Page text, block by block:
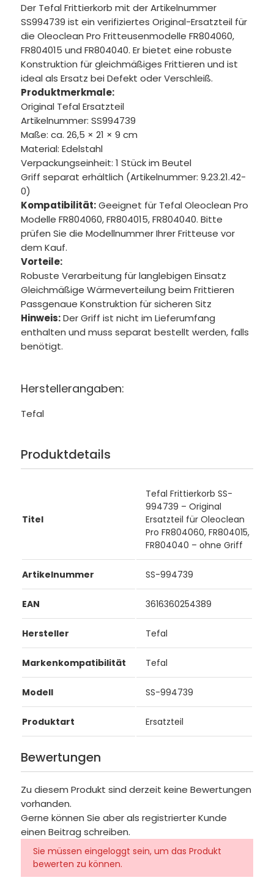
Der Tefal Frittierkorb mit der Artikelnummer
SS994739 ist ein verifiziertes Original-Ersatzteil für
die Oleoclean Pro Fritteusenmodelle FR804060,
FR804015 und FR804040. Er bietet eine robuste
Konstruktion für gleichmäßiges Frittieren und ist
ideal als Ersatz bei Defekt oder Verschleiß.
Produktmerkmale:
Original Tefal Ersatzteil
Artikelnummer: SS994739
Maße: ca. 26,5 × 21 × 9 cm
Material: Edelstahl
Verpackungseinheit: 1 Stück im Beutel
Griff separat erhältlich (Artikelnummer: 9.23.21.42-
0)
Kompatibilität:Geeignet für Tefal Oleoclean Pro
Modelle FR804060, FR804015, FR804040. Bitte
prüfen Sie die Modellnummer Ihrer Fritteuse vor
dem Kauf.
Vorteile:
Robuste Verarbeitung für langlebigen Einsatz
Gleichmäßige Wärmeverteilung beim Frittieren
Passgenaue Konstruktion für sicheren Sitz
Hinweis:Der Griff ist nicht im Lieferumfang
enthalten und muss separat bestellt werden, falls
benötigt.
Herstellerangaben:
Tefal
Produktdetails
Titel
Tefal Frittierkorb SS-
994739 – Original
Ersatzteil für Oleoclean
Pro FR804060, FR804015,
FR804040 – ohne Griff
Artikelnummer SS-994739
EAN 3616360254389
Hersteller Tefal
Markenkompatibilität Tefal
Modell SS-994739
Produktart Ersatzteil
Bewertungen
Zu diesem Produkt sind derzeit keine Bewertungen
vorhanden.
Gerne können Sie aber als registrierter Kunde
einen Beitrag schreiben.
Sie müssen eingeloggt sein, um das Produkt
bewerten zu können.